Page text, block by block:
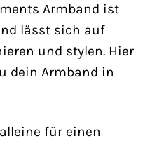
Armband ist
lässt sich auf
und stylen. Hier
dein Armband in
für einen